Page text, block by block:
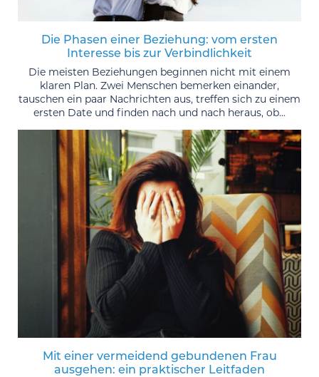
Die Phasen einer Beziehung: vom ersten
Interesse bis zur Verbindlichkeit
Die meisten Beziehungen beginnen nicht mit einem
klaren Plan. Zwei Menschen bemerken einander,
tauschen ein paar Nachrichten aus, treffen sich zu einem
ersten Date und finden nach und nach heraus, ob...
Mit einer vermeidend gebundenen Frau
ausgehen: ein praktischer Leitfaden